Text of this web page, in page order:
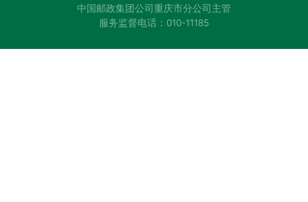
中国邮政集团公司重庆市分公司主管
服务监督电话：010-11185